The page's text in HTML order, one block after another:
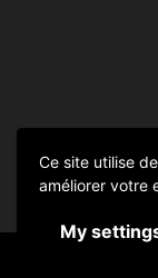
Ce site utilise
améliorer votre
My